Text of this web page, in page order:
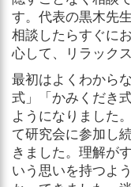
す。代表の黒木先
相談したらすぐに
心して、リラック
最初はよくわから
式」「かみくだき
ようになりました
て研究会に参加し
きました。理解が
いう思いを持つよ